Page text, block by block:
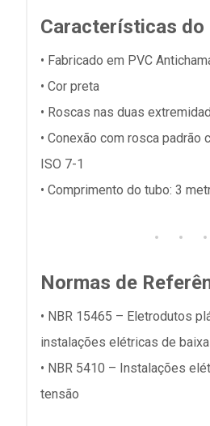
Características do
• Fabricado em PVC
• Cor preta
• Roscas nas duas
• Conexão com rosca padrão
ISO 7-1
• Comprimento do tubo: 3
Normas de
• NBR 15465 – Eletrodutos
instalações elétricas de
• NBR 5410 – Instalações
tensão